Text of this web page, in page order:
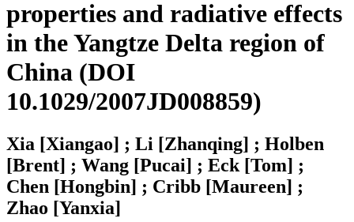
properties and radiative effects
in the Yangtze Delta region of
China (DOI
10.1029/2007JD008859)
Xia [Xiangao] ; Li [Zhanqing] ; Holben
[Brent] ; Wang [Pucai] ; Eck [Tom] ;
Chen [Hongbin] ; Cribb [Maureen] ;
Zhao [Yanxia]